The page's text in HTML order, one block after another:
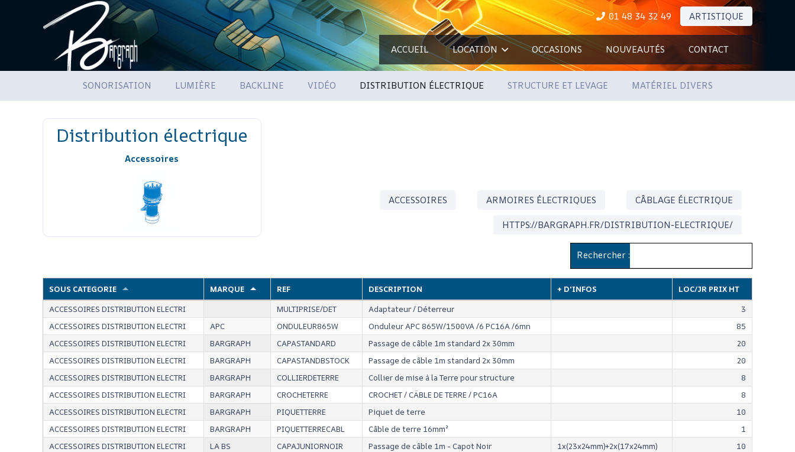
01 48 34 32 49 ARTISTIQUE
ACCUEIL LOCATION OCCASIONS NOUVEAUTÉS CONTACT
SONORISATION LUMIÈRE BACKLINE VIDÉO DISTRIBUTION ÉLECTRIQUE STRUCTURE ET LEVAGE MATÉRIEL DIVERS
Distribution électrique
Accessoires
ACCESSOIRES ARMOIRES ÉLECTRIQUES
CÂBLAGE ÉLECTRIQUE
HTTPS://BARGRAPH.FR/DISTRIBUTION-ELECTRIQUE/
Rechercher :
SOUS CATEGORIE MARQUE REF DESCRIPTION + D'INFOS
LOC/JR PRIX HT
ACCESSOIRES DISTRIBUTION ELECTRI
MULTIPRISE/DET Adaptateur / Déterreur
3
ACCESSOIRES DISTRIBUTION ELECTRI
APC ONDULEUR865W Onduleur APC 865W/1500VA /6 PC16A /6mn
85
ACCESSOIRES DISTRIBUTION ELECTRI
BARGRAPH CAPASTANDARD Passage de câble 1m standard 2x 30mm
20
ACCESSOIRES DISTRIBUTION ELECTRI
BARGRAPH CAPASTANDBSTOCK Passage de câble 1m standard 2x 30mm
20
ACCESSOIRES DISTRIBUTION ELECTRI
BARGRAPH COLLIERDETERRE Collier de mise à la Terre pour structure
8
ACCESSOIRES DISTRIBUTION ELECTRI
BARGRAPH CROCHETERRE CROCHET / CÄBLE DE TERRE / PC16A
8
ACCESSOIRES DISTRIBUTION ELECTRI
BARGRAPH PIQUETTERRE Piquet de terre
10
ACCESSOIRES DISTRIBUTION ELECTRI
BARGRAPH PIQUETTERRECABL Câble de terre 16mm²
1
ACCESSOIRES DISTRIBUTION ELECTRI
LA BS CAPAJUNIORNOIR Passage de câble 1m - Capot Noir 1x(23x24mm)+2x(17x24mm)
10